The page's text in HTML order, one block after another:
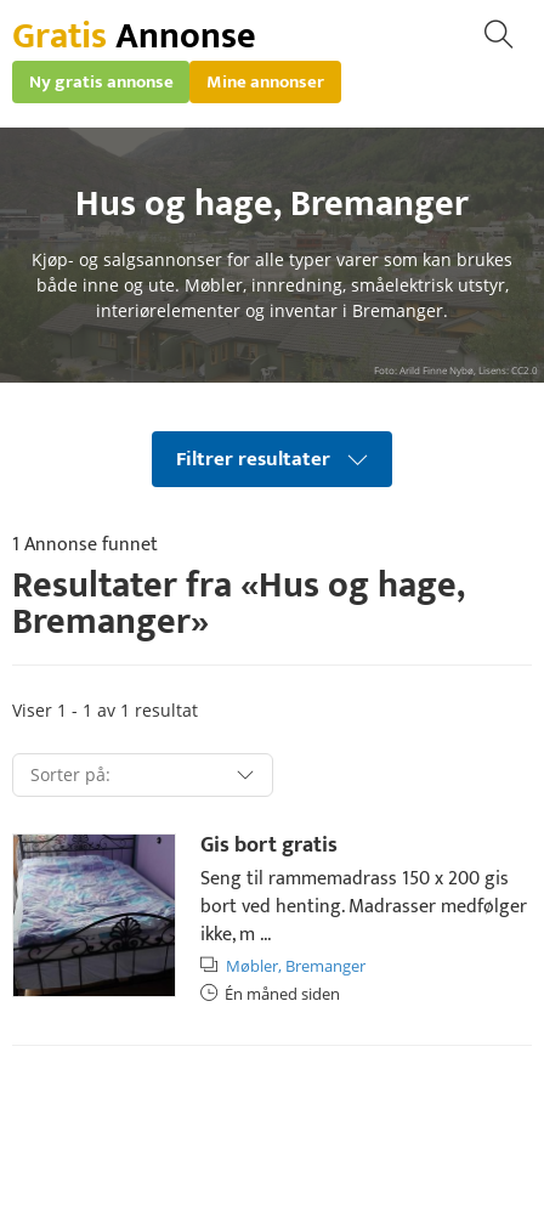
GratisAnnonse
Ny gratis annonse Mine annonser
Hus og hage,Bremanger
Kjøp- og salgsannonser for alle typer varer som kan brukes
både inne og ute. Møbler, innredning, småelektrisk utstyr,
interiørelementer og inventar i Bremanger.
Foto: Arild Finne Nybø, Lisens: CC2.0
Filtrer resultater
1 Annonse funnet
Resultater fra «Hus og hage,
Bremanger»
Viser 1 - 1 av 1 resultat
Gis bort gratis
Seng til rammemadrass 150 x 200 gis
bort ved henting. Madrasser medfølger
ikke, m ...
Møbler, Bremanger
Én måned siden